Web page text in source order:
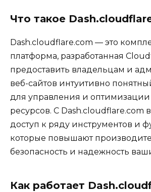
Что такое
Dash.cloudflare.com — это
платформа, разработанная
предоставить владельцам и
веб-сайтов интуитивно
для управления и оптимизации
ресурсов. С Dash.cloudflare.com
доступ к ряду инструментов и
которые повышают
безопасность и надежность
Как работает